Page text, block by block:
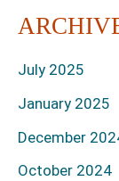
July 2025
January 2025
December
October 2024